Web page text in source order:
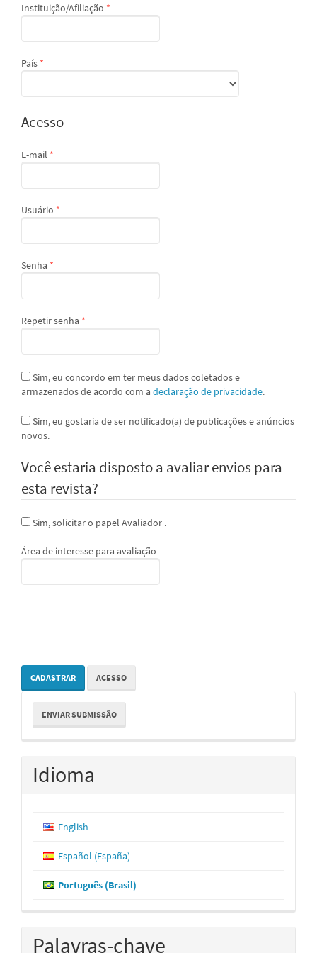
Instituição/Afiliação *
País *
Acesso
E-mail *
Usuário *
Senha *
Repetir senha *
armazenados de acordo com a declaração de privacidade.
novos.
Você estaria disposto a avaliar envios para
esta revista?
Sim, solicitar o papel Avaliador .
Área de interesse para avaliação
CADASTRAR ACESSO
Enviar
Submissão
ENVIAR SUBMISSÃO
Idioma
English
Español (España)
Português (Brasil)
Palavras-chave